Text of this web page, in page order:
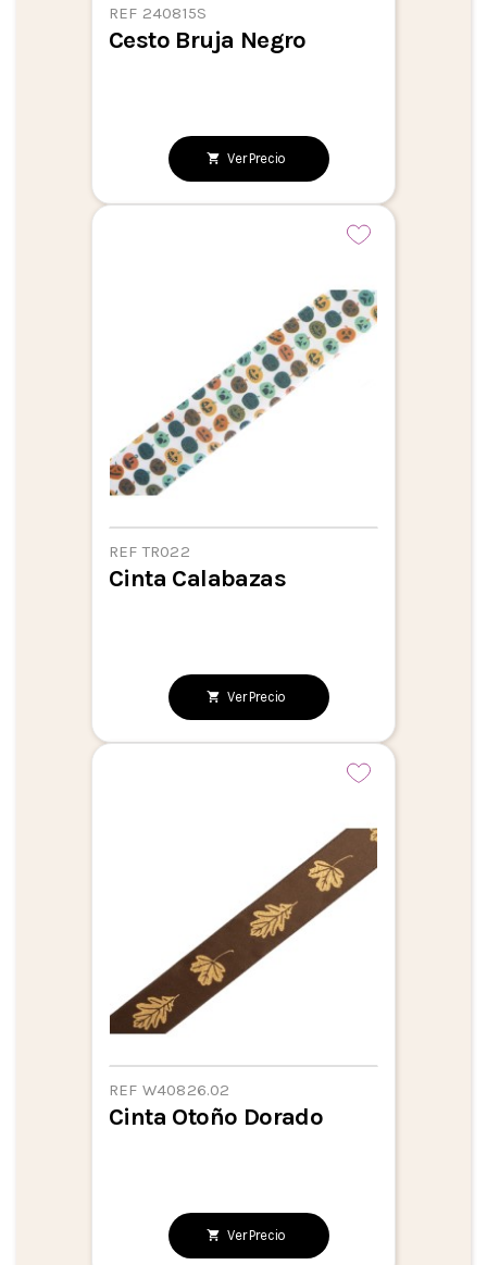
REF 240815S
Cesto Bruja Negro
Ver Precio
REF TR022
Cinta Calabazas
Ver Precio
REF W40826.02
Cinta Otoño Dorado
Ver Precio